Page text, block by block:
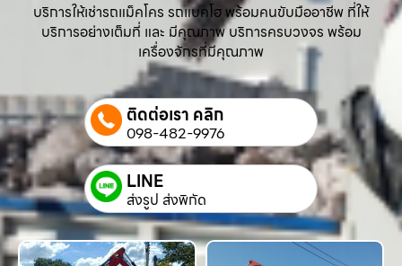
บริการให้เช่ารถแม็คโคร รถแบคโฮ พร้อมคนขับมืออาชีพ ที่ให้
บริการอย่างเต็มที่ และ มีคุณภาพ บริการครบวงจร พร้อม
เครื่องจักรที่มีคุณภาพ
ติดต่อเรา คลิก
098-482-9976
LINE
ส่งรูป ส่งพิกัด